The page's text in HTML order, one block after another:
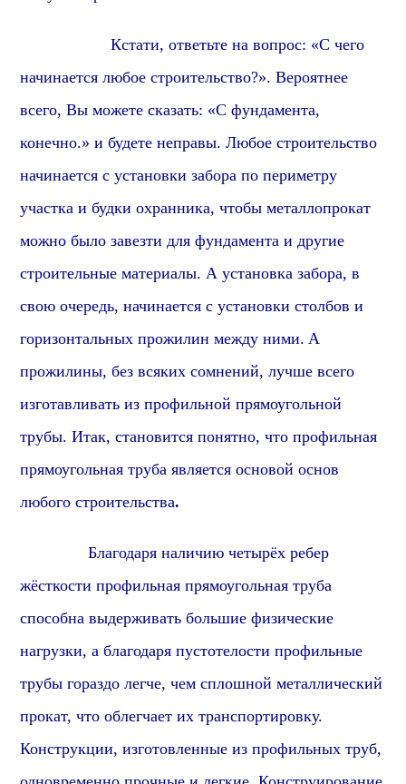
Кстати, ответьте на вопрос: «С чего
начинается любое строительство?». Вероятнее
всего, Вы можете сказать: «С фундамента,
конечно.» и будете неправы. Любое строительство
начинается с установки забора по периметру
участка и будки охранника, чтобы металлопрокат
можно было завезти для фундамента и другие
строительные материалы. А установка забора, в
свою очередь, начинается с установки столбови
горизонтальных прожилин между ними. А
прожилины, без всяких сомнений, лучше всего
изготавливать изпрофильнойпрямоугольной
трубы. Итак,становится понятно, чтопрофильная
прямоугольная труба является основой основ
любого строительства.
Благодаря наличию четырёх ребер
жёсткостипрофильнаяпрямоугольная труба
способна выдерживать большие физические
нагрузки, а благодаря пустотелостипрофильные
трубы гораздо легче, чем сплошной металлический
прокат, что облегчает их транспортировку.
Конструкции, изготовленные изпрофильных труб,